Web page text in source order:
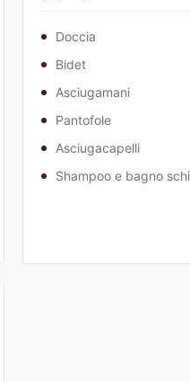
Doccia
Bidet
Asciugamani
Pantofole
Asciugacapelli
Shampoo e bagno